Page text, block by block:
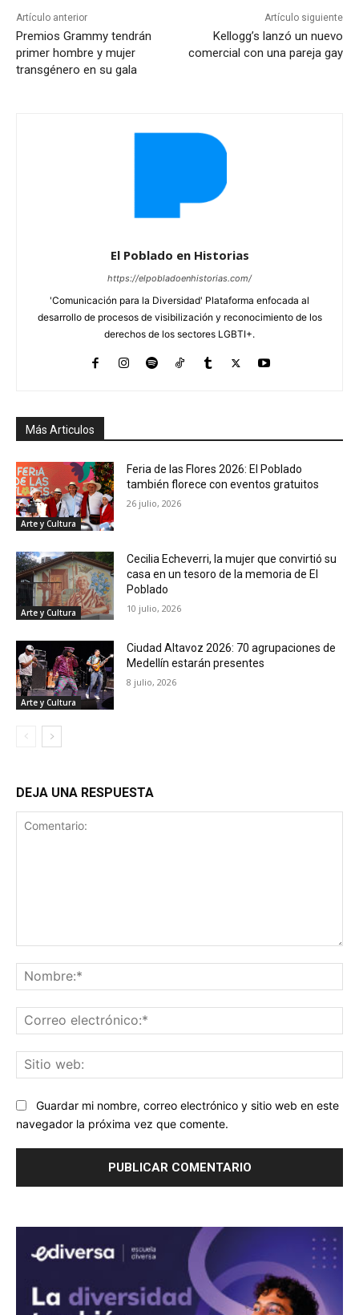
Artículo anterior
Premios Grammy tendrán
primer hombre y mujer
transgénero en su gala
Artículo siguiente
Kellogg’s lanzó un nuevo
comercial con una pareja gay
El Poblado en Historias
https://elpobladoenhistorias.com/
'Comunicación para la Diversidad' Plataforma enfocada al
desarrollo de procesos de visibilización y reconocimiento de los
derechos de los sectores LGBTI+.
Más Articulos
Arte y Cultura
Feria de las Flores 2026: El Poblado
también florece con eventos gratuitos
26 julio, 2026
Arte y Cultura
Cecilia Echeverri, la mujer que convirtió su
casa en un tesoro de la memoria de El
Poblado
10 julio, 2026
Arte y Cultura
Ciudad Altavoz 2026: 70 agrupaciones de
Medellín estarán presentes
8 julio, 2026
DEJA UNA RESPUESTA
Guardar mi nombre, correo electrónico y sitio web en este
navegador la próxima vez que comente.